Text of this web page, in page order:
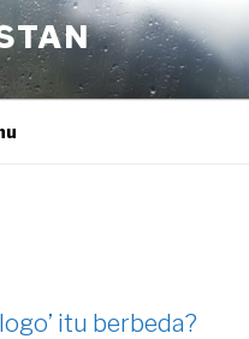
itu berbeda?